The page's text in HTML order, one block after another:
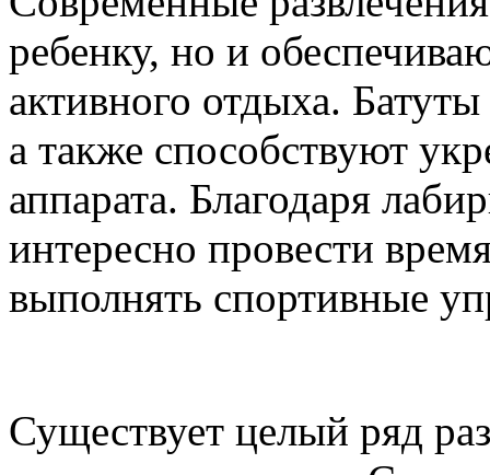
ребенку, но и
активного отдыха.
а также способствуют
аппарата. Благодаря
интересно провести
выполнять спортивные
Существует целый ряд